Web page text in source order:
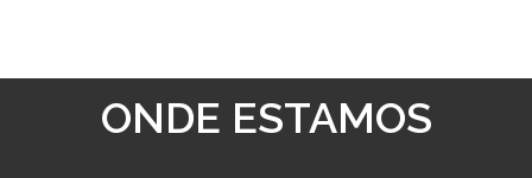
ONDE ESTAMOS